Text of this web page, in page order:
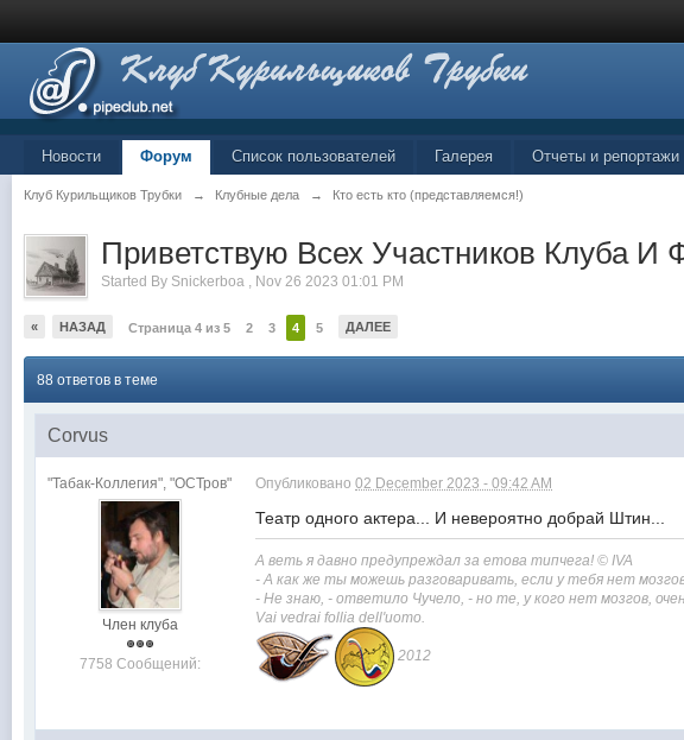
Новости Форум Список пользователей Галерея Отчеты и репортажи
Клуб Курильщиков Трубки → Клубные дела → Кто есть кто (представляемся!)
Приветствую Всех Участников Клуба И
Started By Snickerboa , Nov 26 2023 01:01 PM
« НАЗАД Страница 4 из 5 2 3 4 5 ДАЛЕЕ
88 ответов в теме
Corvus
"Табак-Коллегия", "ОСТров"
Член клуба
7758 Сообщений:
Опубликовано02 December 2023 - 09:42 AM
Театр одного актера... И невероятно добрай Штин...
А веть я давно предупреждал за етова типчега!© IVA
- А как же ты можешь разговаривать, если у тебя нет
- Не знаю, - ответило Чучело, - но те, у кого нет мозгов,
Vai vedraifollia dell'uomo.
2012